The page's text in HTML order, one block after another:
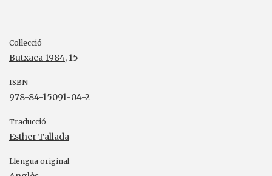
Col·lecció
Butxaca 1984, 15
ISBN
978-84-15091-04-2
Traducció
Esther Tallada
Llengua original